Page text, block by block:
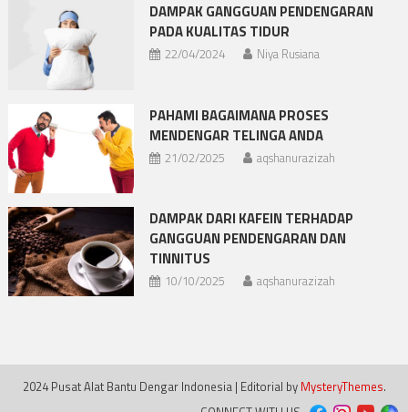
DAMPAK GANGGUAN PENDENGARAN
PADA KUALITAS TIDUR
22/04/2024 Niya Rusiana
PAHAMI BAGAIMANA PROSES
MENDENGAR TELINGA ANDA
21/02/2025 aqshanurazizah
DAMPAK DARI KAFEIN TERHADAP
GANGGUAN PENDENGARAN DAN
TINNITUS
10/10/2025 aqshanurazizah
2024 Pusat Alat Bantu Dengar Indonesia | Editorial by MysteryThemes.